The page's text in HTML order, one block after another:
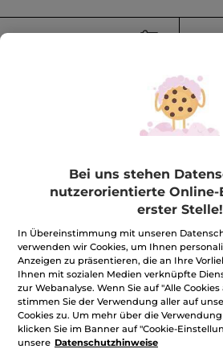
FILTER
100%unserer Aktivstoffe
sindpflanzlich
Mehr entdecken
Bei uns stehen
nutzerorientierte Online-
erster Stelle!
In Übereinstimmung mit unseren
verwenden wir Cookies, um Ihnen
Anzeigen zu präsentieren, die an Ihre
Ihnen mit sozialen Medien verknüpfte
zur Webanalyse. Wenn Sie auf "Alle
stimmen Sie der Verwendung aller auf
Cookies zu. Um mehr über die
klicken Sie im Banner auf "Cookie-
unsere Datenschutzhinweise